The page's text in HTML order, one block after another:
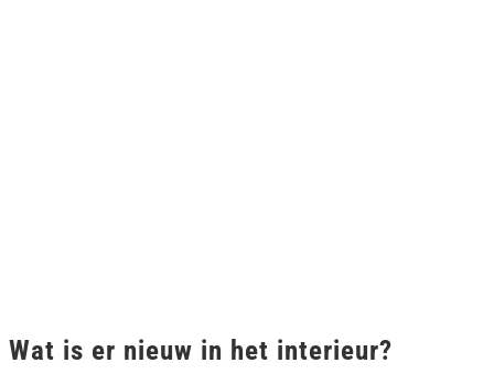
Wat is er nieuw in het interieur?